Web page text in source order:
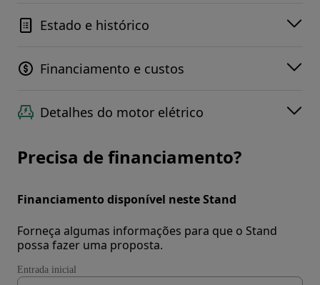
Estado e histórico
Financiamento e custos
Detalhes do motor elétrico
Precisa de financiamento?
Financiamento disponível neste Stand
Forneça algumas informações para que o Stand
possa fazer uma proposta.
Entrada inicial